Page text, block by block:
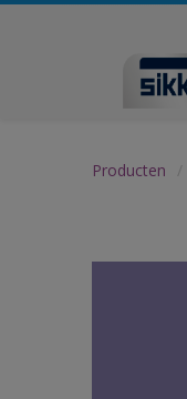
Producten